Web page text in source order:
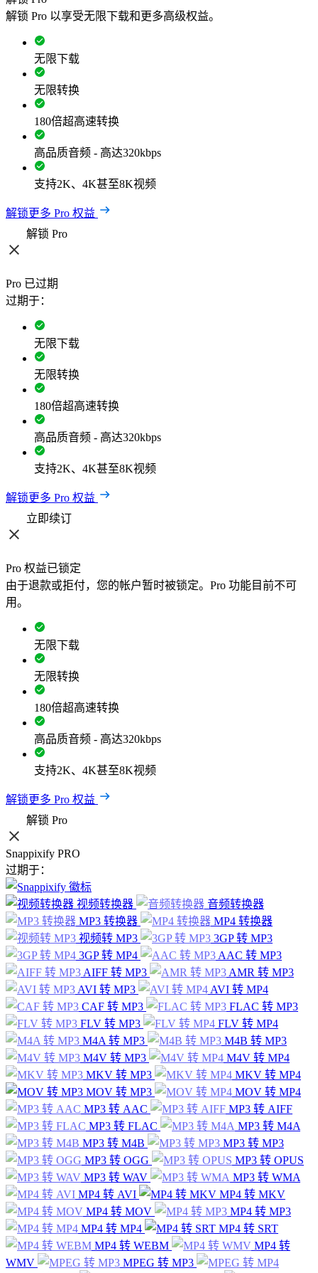
解锁 Pro 以享受无限下载和更多高级权益。
无限下载
无限转换
180倍超高速转换
高品质音频 - 高达320kbps
支持2K、4K甚至8K视频
解锁更多 Pro 权益
解锁 Pro
Pro 已过期
过期于：
无限下载
无限转换
180倍超高速转换
高品质音频 - 高达320kbps
支持2K、4K甚至8K视频
解锁更多 Pro 权益
立即续订
Pro 权益已锁定
由于退款或拒付，您的帐户暂时被锁定。Pro 功能目前不可
用。
无限下载
无限转换
180倍超高速转换
高品质音频 - 高达320kbps
支持2K、4K甚至8K视频
解锁更多 Pro 权益
解锁 Pro
Snappixify PRO
过期于：
视频转换器
音频转换器
MP3 转换器
MP4 转换器
视频转 MP3
3GP 转 MP3
3GP 转 MP4
AAC 转 MP3
AIFF 转 MP3
AMR 转 MP3
AVI 转 MP3
AVI 转 MP4
CAF 转 MP3
FLAC 转 MP3
FLV 转 MP3
FLV 转 MP4
M4A 转 MP3
M4B 转 MP3
M4V 转 MP3
M4V 转 MP4
MKV 转 MP3
MKV 转 MP4
MOV 转 MP3
MOV 转 MP4
MP3 转 AAC
MP3 转 AIFF
MP3 转 FLAC
MP3 转 M4A
MP3 转 M4B
MP3 转 MP3
MP3 转 OGG
MP3 转 OPUS
MP3 转 WAV
MP3 转 WMA
MP4 转 AVI
MP4 转 MKV
MP4 转 MOV
MP4 转 MP3
MP4 转 MP4
MP4 转 SRT
MP4 转 WEBM
MP4 转
WMV
MPEG 转 MP3